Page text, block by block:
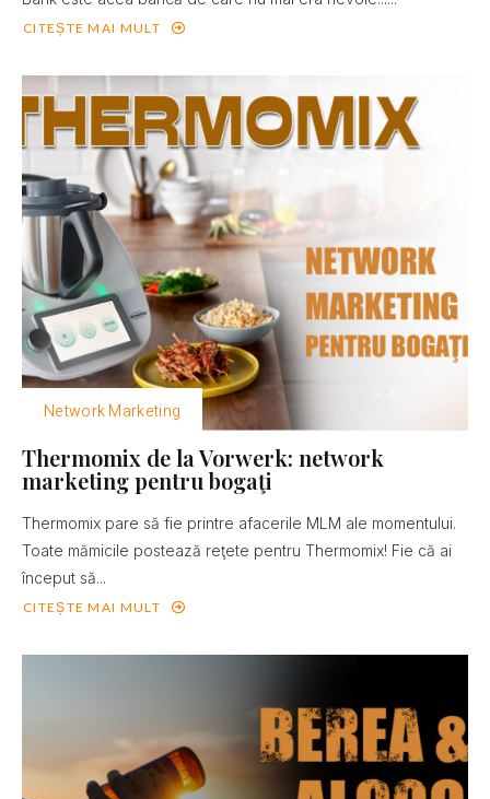
CITEȘTE MAI MULT
Network Marketing
Thermomix de la Vorwerk: network
marketing pentru bogaţi
Thermomix pare să fie printre afacerile MLM ale momentului.
Toate mămicile postează reţete pentru Thermomix! Fie că ai
început să...
CITEȘTE MAI MULT